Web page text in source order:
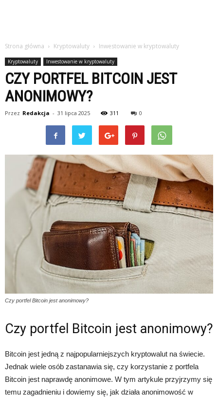
Strona główna Kryptowaluty Inwestowanie w kryptowaluty
Kryptowaluty Inwestowanie w kryptowaluty
CZY PORTFEL BITCOIN JEST
ANONIMOWY?
Przez Redakcja - 31 lipca 2025 311 0
Czy portfel Bitcoin jest anonimowy?
Czy portfel Bitcoin jest anonimowy?
Bitcoin jest jedną z najpopularniejszych kryptowalut na świecie.
Jednak wiele osób zastanawia się, czy korzystanie z portfela
Bitcoin jest naprawdę anonimowe. W tym artykule przyjrzymy się
temu zagadnieniu i dowiemy się, jak działa anonimowość w